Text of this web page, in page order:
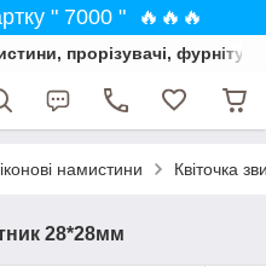
" 7000 " 🔥🔥🔥
прорізувачі,
намистини Квіточка
28*28мм